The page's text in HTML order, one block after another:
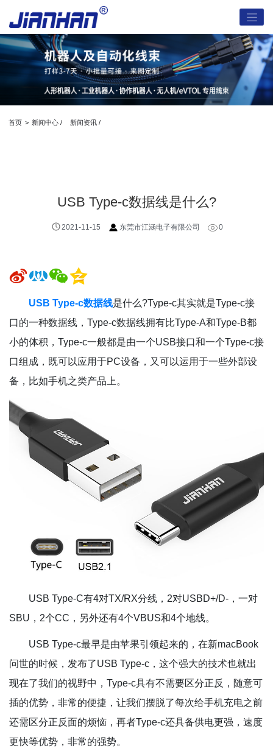
首页 > 新闻中心 / 新闻资讯 /
USB Type-c数据线是什么?
2021-11-15 东莞市江涵电子有限公司 0
USB Type-c数据线是什么?Type-c其实就是Type-c接
口的一种数据线，Type-c数据线拥有比Type-A和Type-B都
小的体积，Type-c一般都是由一个USB接口和一个Type-c接
口组成，既可以应用于PC设备，又可以运用于一些外部设
备，比如手机之类产品上。
USB Type-C有4对TX/RX分线，2对USBD+/D-，一对
SBU，2个CC，另外还有4个VBUS和4个地线。
USB Type-c最早是由苹果引领起来的，在新macBook
问世的时候，发布了USB Type-c，这个强大的技术也就出
现在了我们的视野中，Type-c具有不需要区分正反，随意可
插的优势，非常的便捷，让我们摆脱了每次给手机充电之前
还需区分正反面的烦恼，再者Type-c还具备供电更强，速度
更快等优势，非常的强势。